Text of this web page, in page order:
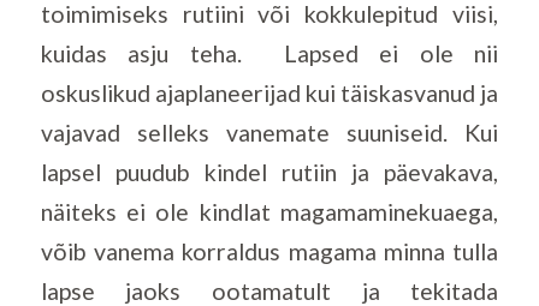
toimimiseks rutiini või kokkulepitud viisi,
kuidas asju teha. Lapsed ei ole nii
oskuslikud ajaplaneerijad kui täiskasvanud ja
vajavad selleks vanemate suuniseid. Kui
lapsel puudub kindel rutiin ja päevakava,
näiteks ei ole kindlat magamaminekuaega,
võib vanema korraldus magama minna tulla
lapse jaoks ootamatult ja tekitada